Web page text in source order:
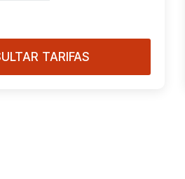
TARIFAS